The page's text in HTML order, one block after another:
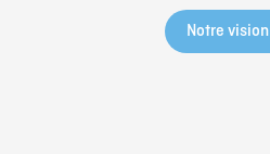
Notre vision